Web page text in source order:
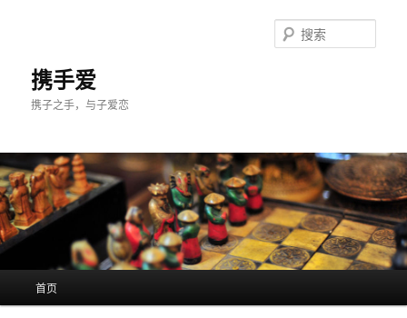
携手爱
携子之手，与子爱恋
索
首页